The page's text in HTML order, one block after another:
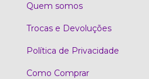
Quem somos
Trocas e Devoluções
Política de Privacidade
Como Comprar